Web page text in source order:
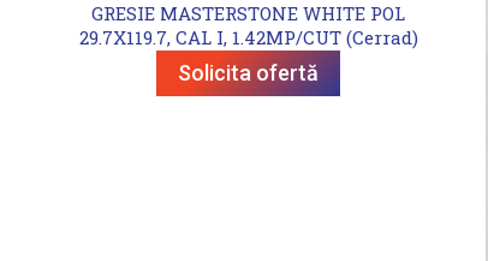
GRESIE MASTERSTONE WHITE POL
29.7X119.7, CAL I, 1.42MP/CUT (Cerrad)
Solicita ofertă